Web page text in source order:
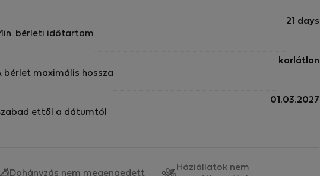
bérleti időtartam
21 days
bérlet maximális hossza
korlátlan
ettől a dátumtól
01.03.2027
Dohányzás nem megengedett
Háziállatok nem